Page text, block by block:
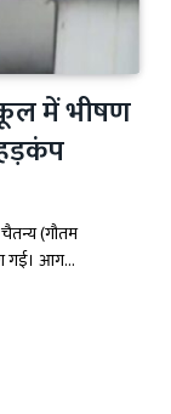
में भीषण
चैतन्य (गौतम
गई। आग…